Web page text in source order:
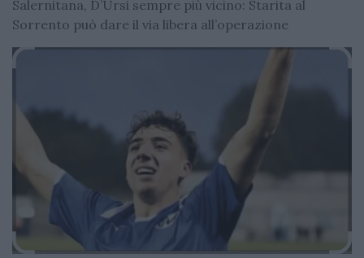
Salernitana, D’Ursi sempre più vicino: Starita al
Sorrento può dare il via libera all’operazione